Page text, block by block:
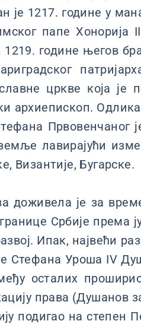
је 1217. године у
папе Хонорија
године његов
цркве која је
архиепископ.
Првовенчаног
лавирајући
Византије, Бугарске.
доживела је за
Србије према
Ипак, највећи
Стефана Уроша IV
осталих
права (Душанов
подигао на степен